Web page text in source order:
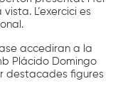
L’exercici es
accediran a la
Plácido Domingo
destacades figures